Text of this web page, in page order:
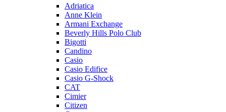
Adriatica
Anne Klein
Armani Exchange
Beverly Hills Polo Club
Bigotti
Candino
Casio
Casio Edifice
Casio G-Shock
CAT
Cimier
Citizen